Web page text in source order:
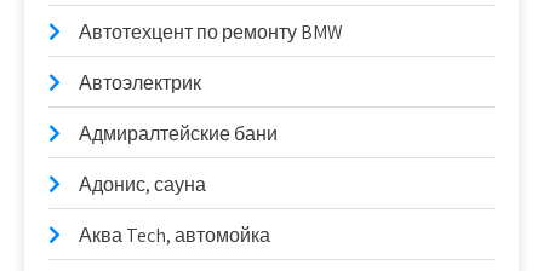
Автотехцент по ремонту BMW
Автоэлектрик
Адмиралтейские бани
Адонис, сауна
Аква Tech, автомойка